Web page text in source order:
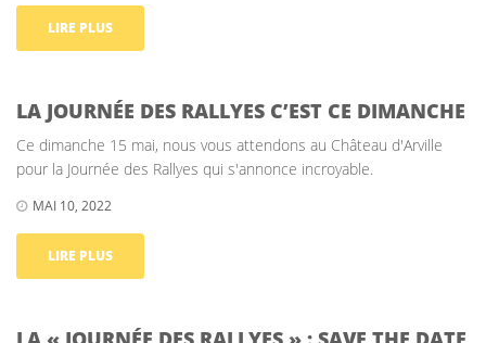
LIRE PLUS
LA JOURNÉE DES RALLYES C’EST CE DIMANCHE
Ce dimanche 15 mai, nous vous attendons au Château d'Arville
pour la Journée des Rallyes qui s'annonce incroyable.
MAI 10, 2022
LIRE PLUS